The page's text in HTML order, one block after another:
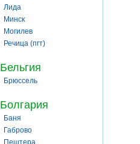
Лида
Минск
Могилев
Речица (пгт)
Бельгия
Брюссель
Болгария
Баня
Габрово
Пештера